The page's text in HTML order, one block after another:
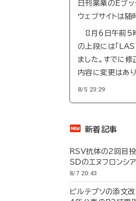
日刊薬業のEブッ
ウェブサイトは随
8月6日午前5
の上段には「
ました。すでに修
内容に変更はあり
8/5 23:29
新着記事
RSV抗体の2回目
SDのエヌフロンシア
8/7 20:43
ビルテプソの添